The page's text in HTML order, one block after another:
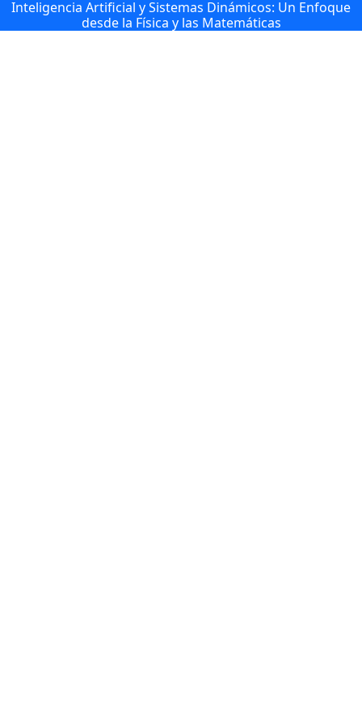
Inteligencia Artificial y Sistemas Dinámicos: Un Enfoque
desde la Física y las Matemáticas